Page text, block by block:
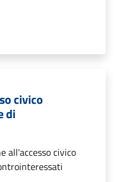
civico
di
all'accesso civico